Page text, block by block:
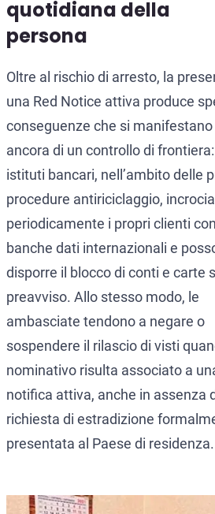
quotidiana della
persona
Oltre al rischio di arresto, la
una Red Notice attiva produce
conseguenze che si
ancora di un controllo di
istituti bancari, nell’ambito delle
procedure antiriciclaggio,
periodicamente i propri clienti
banche dati internazionali e
disporre il blocco di conti e carte
preavviso. Allo stesso modo, le
ambasciate tendono a negare o
sospendere il rilascio di visti
nominativo risulta associato a
notifica attiva, anche in assenza
richiesta di estradizione
presentata al Paese di residenza.